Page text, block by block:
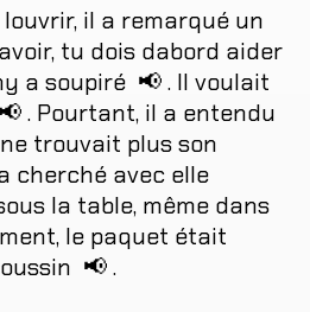
louvrir, il a remarqué un
, tu dois dabord aider
a soupiré 📢. Il voulait
📢. Pourtant, il a entendu
ne trouvait plusson
cherché avec elle
la table, même dans
, le paquet était
📢.